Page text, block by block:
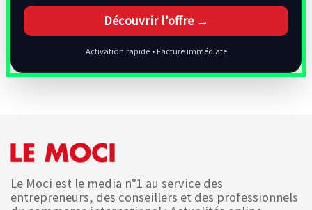
Découvrir l’offre →
Activation rapide • Facture immédiate
Le Moci est le media n°1 au service des
entrepreneurs, des conseillers et des professionnels